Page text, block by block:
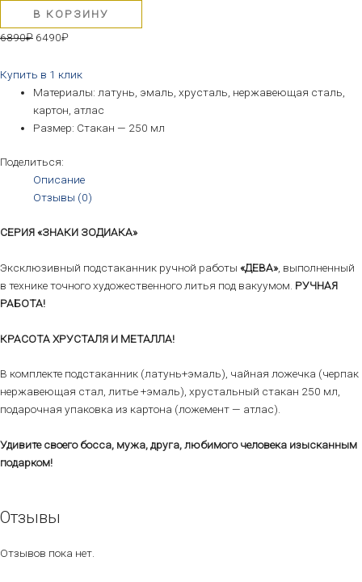
В КОРЗИНУ
6890₽ 6490₽
Купить в 1 клик
Материалы: латунь, эмаль, хрусталь, нержавеющая сталь,
картон, атлас
Размер: Стакан — 250 мл
Поделиться:
Описание
Отзывы (0)
СЕРИЯ «ЗНАКИ ЗОДИАКА»
Эксклюзивный подстаканник ручной работы «ДЕВА», выполненный
в технике точного художественного литья под вакуумом. РУЧНАЯ
РАБОТА!
КРАСОТА ХРУСТАЛЯ И МЕТАЛЛА!
В комплекте подстаканник (латунь+эмаль), чайная ложечка (черпак
нержавеющая стал, литье +эмаль), хрустальный стакан 250 мл,
подарочная упаковка из картона (ложемент — атлас).
Удивите своего босса, мужа, друга, любимого человека изысканным
подарком!
Отзывы
Отзывов пока нет.